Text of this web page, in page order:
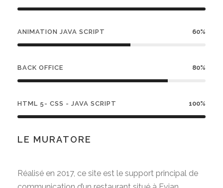
ANIMATION JAVA SCRIPT 60%
BACK OFFICE 80%
HTML 5- CSS - JAVA SCRIPT 100%
LE MURATORE
Réalisé en 2017, ce site est le support principal de